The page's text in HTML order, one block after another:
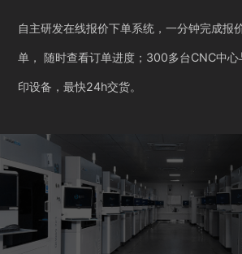
自主研发在线报价下单系统，一分钟完成报
单， 随时查看订单进度；300多台CNC中
印设备，最快24h交货。